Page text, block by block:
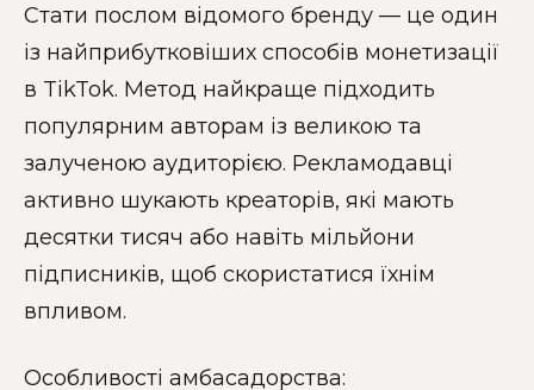
Стати послом відомого бренду — це один
із найприбутковіших способів монетизації
в TikTok. Метод найкраще підходить
популярним авторам із великою та
залученою аудиторією. Рекламодавці
активно шукають креаторів, які мають
десятки тисяч або навіть мільйони
підписників, щоб скористатися їхнім
впливом.
Особливості амбасадорства: